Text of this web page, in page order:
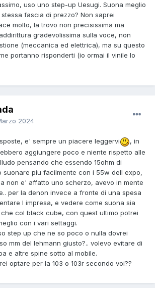
uso uno step-up Uesugi. Suona meglio
fascia di prezzo? Non saprei
molto, la trovo non precisissima ma
gradevolissima sulla voce, non
(meccanica ed elettrica), ma su questo
portanno risponderti (io ormai il vinile lo
2024
e' sempre un piacere leggervi
, in
aggiungere poco e niente rispetto alle
pensando che essendo 15ohm di
suonare piu facilmente con i 55w dell expo,
non e' affatto uno scherzo, avevo in mente
per la denon invece a fronte di una spesa
l impresa, e vedere come suona sia
col black cube, con quest ultimo potrei
con i vari settaggi.
step up che ne so poco o nulla dovrei
mm del lehmann giusto?.. volevo evitare di
e altre spine sotto al mobile.
optare per la 103 o 103r secondo voi??